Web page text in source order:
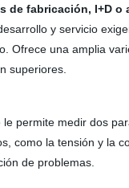
de fabricación, I+D
y servicio
Ofrece una amplia
superiores.
permite medir dos
como la tensión y la
de problemas.